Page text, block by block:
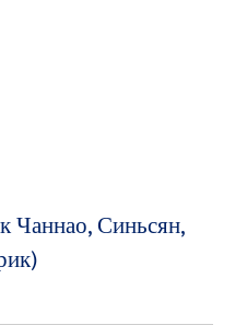
Синьсян,